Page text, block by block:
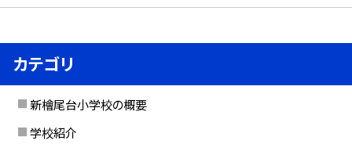
カテゴリ
新檜尾台小学校の概要
学校紹介